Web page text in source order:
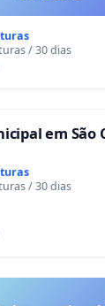
/ 30 dias
em São
/ 30 dias